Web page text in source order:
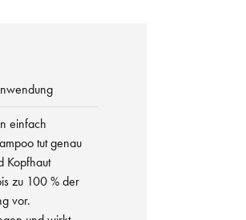
einfach
tut genau
Kopfhaut
zu 100 % der
vor.